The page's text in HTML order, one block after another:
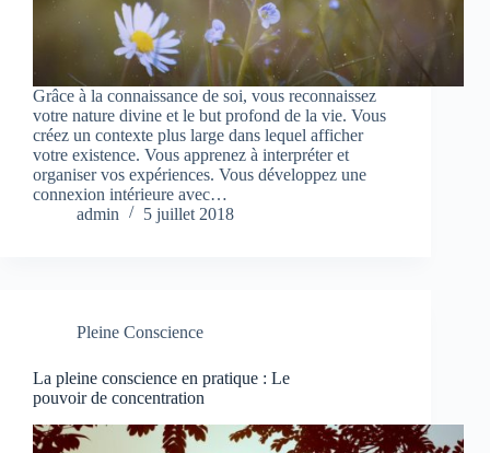
Grâce à la connaissance de soi, vous reconnaissez
votre nature divine et le but profond de la vie. Vous
créez un contexte plus large dans lequel afficher
votre existence. Vous apprenez à interpréter et
organiser vos expériences. Vous développez une
connexion intérieure avec…
admin
5 juillet 2018
Pleine Conscience
La pleine conscience en pratique : Le
pouvoir de concentration